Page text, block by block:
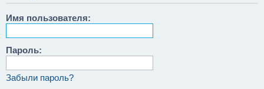
Имя пользователя:
Пароль:
Забыли пароль?